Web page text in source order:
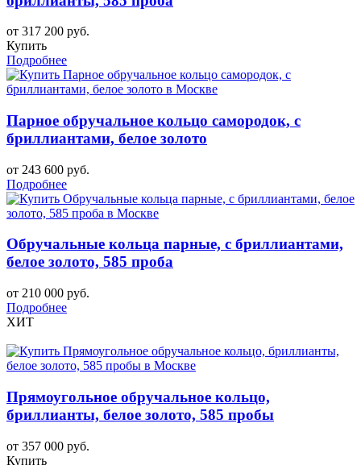
от 317 200 руб.
Купить
Подробнее
Парное обручальное кольцо самородок, с
бриллиантами, белое золото
от 243 600 руб.
Подробнее
Обручальные кольца парные, с бриллиантами,
белое золото, 585 проба
от 210 000 руб.
Подробнее
ХИТ
Прямоугольное обручальное кольцо,
бриллианты, белое золото, 585 пробы
от 357 000 руб.
Купить